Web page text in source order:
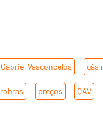
Gabriel Vasconcelos gás
preços QAV